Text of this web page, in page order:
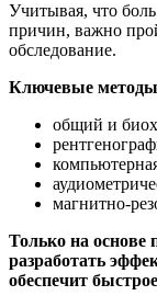
Учитывая, что
причин, важно
обследование.
Ключевые методы
общий и
магнитно-
Только на
разработать
обеспечит